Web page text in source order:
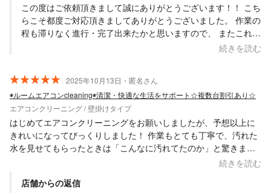
この度はご依頼頂きまして誠にありがとうございます！！ こち
らこそ都度ご対応頂きましてありがとうございました。 作業の
程も滞りなく進行・完了出来たかと思いますので、 またこれか
らの季節にも快適にお使い頂ければ幸いでございます。 また必
Saskene 齋藤一貴
続きを読む
2025年10月13日・匿名さん
◉ルームエアコンcleaning◉清潔・快適な生活をサポート☆複数台割引あり☆
エアコンクリーニング / 壁掛けタイプ
はじめてエアコンクリーニングをお願いしましたが、予想以上に
きれいになってびっくりしました！ 作業もとても丁寧で、汚れた
水を見せてもらったときは「こんなに汚れてたのか」と驚きまし
た。 匂いもすっきりなくなって、エアコンの風が気持ちいいで
続きを読む
店舗からの返信